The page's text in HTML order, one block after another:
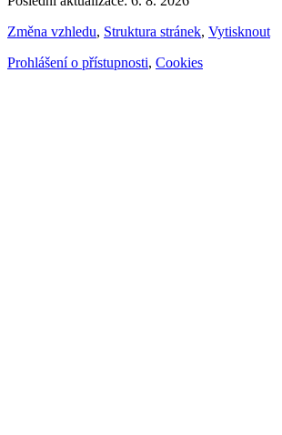
Změna vzhledu, Struktura stránek, Vytisknout
Prohlášení o přístupnosti, Cookies